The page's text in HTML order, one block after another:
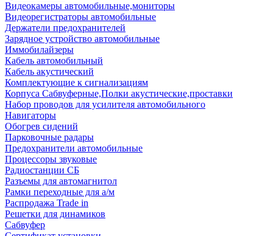
Видеокамеры автомобильные,мониторы
Видеорегистраторы автомобильные
Держатели предохранителей
Зарядное устройство автомобильные
Иммобилайзеры
Кабель автомобильный
Кабель акустический
Комплектующие к сигнализациям
Корпуса Сабвуферные,Полки акустические,проставки
Набор проводов для усилителя автомобильного
Навигаторы
Обогрев сидений
Парковочные радары
Предохранители автомобильные
Процессоры звуковые
Радиостанции СБ
Разъемы для автомагнитол
Рамки переходные для а/м
Распродажа Trade in
Решетки для динамиков
Сабвуфер